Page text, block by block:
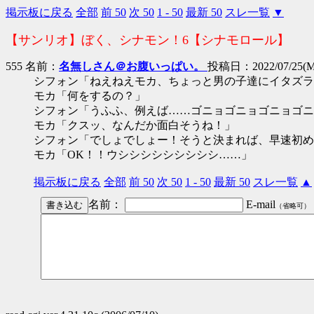
掲示板に戻る 全部 前 50 次 50 1 - 50 最新 50 スレ一覧 ▼
【サンリオ】ぼく、シナモン！6【シナモロール】
555 名前： 名無しさん＠お腹いっぱい。 投稿日：2022/07/
シフォン「ねえねえモカ、ちょっと男の子達にイタズラ
モカ「何をするの？」
シフォン「うふふ、例えば……ゴニョゴニョゴニョゴニ
モカ「クスッ、なんだか面白そうね！」
シフォン「でしょでしょー！そうと決まれば、早速初め
モカ「OK！！ウシシシシシシシシシ……」
掲示板に戻る 全部 前 50 次 50 1 - 50 最新 50 スレ一覧 ▲
名前：
E-mail （省略可）